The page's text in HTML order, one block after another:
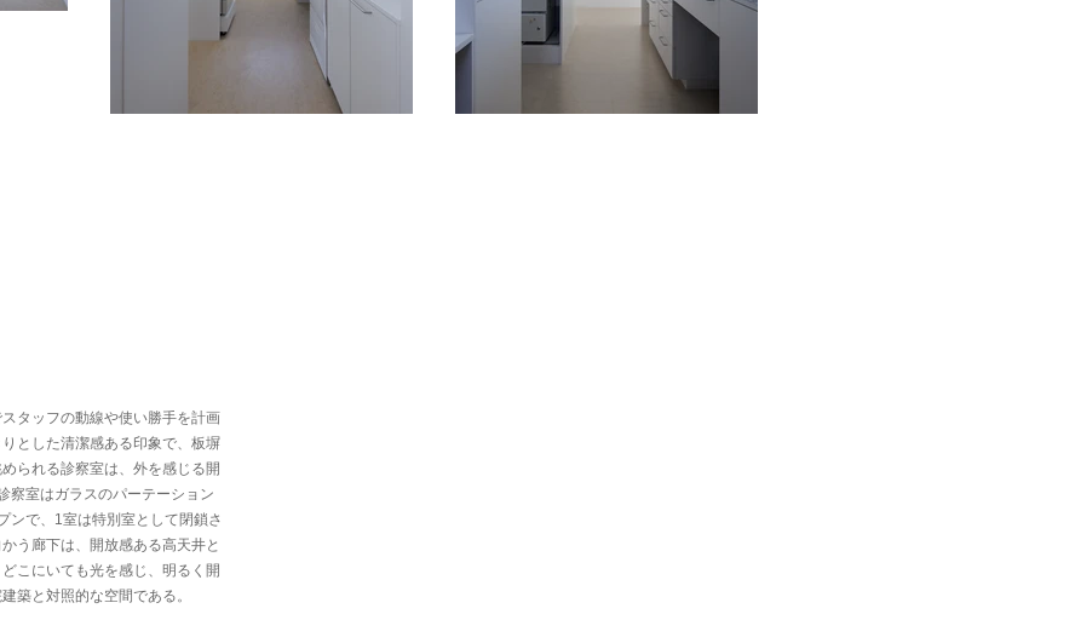
タッフの動線や使い勝手を計画
とした清潔感ある印象で、板塀
られる診察室は、外を感じる開
察室はガラスのパーテーション
ンで、1室は特別室として閉鎖さ
う廊下は、開放感ある高天井と
こにいても光を感じ、明るく開
築と対照的な空間である。